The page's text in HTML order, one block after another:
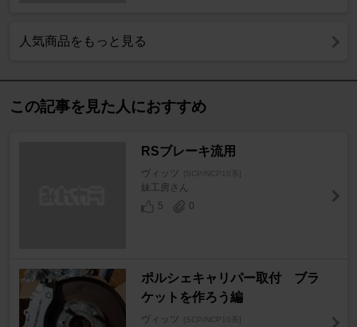
人気商品をもっと見る
この記事を見た人におすすめ
RSブレーキ流用
ヴィッツ [SCP/NCP10系]
妹工房さん
5
0
ポルシェキャリパー取付 ブラ
ケットを作ろう編
ヴィッツ [SCP/NCP10系]